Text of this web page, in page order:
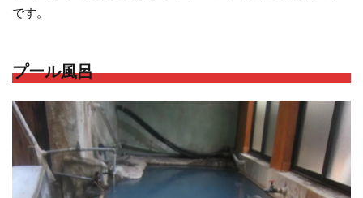
です。
プール風呂